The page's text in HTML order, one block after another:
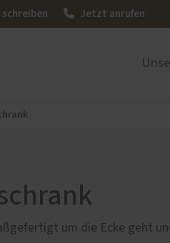
Jetzt anrufen
natürlicher
Keramik oder
Möbelbau
um die Ecke geht